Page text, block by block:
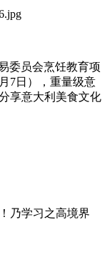
委员会烹饪教育项
7日），重量级意
享意大利美食文化
乃学习之高境界